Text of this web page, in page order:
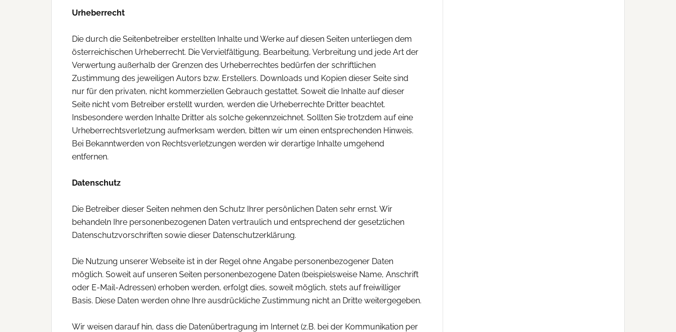
Urheberrecht
Die durch die Seitenbetreiber erstellten Inhalte und Werke auf diesen Seiten unterliegen dem
österreichischen Urheberrecht. Die Vervielfältigung, Bearbeitung, Verbreitung und jede Art der
Verwertung außerhalb der Grenzen des Urheberrechtes bedürfen der schriftlichen
Zustimmung des jeweiligen Autors bzw. Erstellers. Downloads und Kopien dieser Seite sind
nur für den privaten, nicht kommerziellen Gebrauch gestattet. Soweit die Inhalte auf dieser
Seite nicht vom Betreiber erstellt wurden, werden die Urheberrechte Dritter beachtet.
Insbesondere werden Inhalte Dritter als solche gekennzeichnet. Sollten Sie trotzdem auf eine
Urheberrechtsverletzung aufmerksam werden, bitten wir um einen entsprechenden Hinweis.
Bei Bekanntwerden von Rechtsverletzungen werden wir derartige Inhalte umgehend
entfernen.
Datenschutz
Die Betreiber dieser Seiten nehmen den Schutz Ihrer persönlichen Daten sehr ernst. Wir
behandeln Ihre personenbezogenen Daten vertraulich und entsprechend der gesetzlichen
Datenschutzvorschriften sowie dieser Datenschutzerklärung.
Die Nutzung unserer Webseite ist in der Regel ohne Angabe personenbezogener Daten
möglich. Soweit auf unseren Seiten personenbezogene Daten (beispielsweise Name, Anschrift
oder E-Mail-Adressen) erhoben werden, erfolgt dies, soweit möglich, stets auf freiwilliger
Basis. Diese Daten werden ohne Ihre ausdrückliche Zustimmung nicht an Dritte weitergegeben.
Wir weisen darauf hin, dass die Datenübertragung im Internet (z.B. bei der Kommunikation per